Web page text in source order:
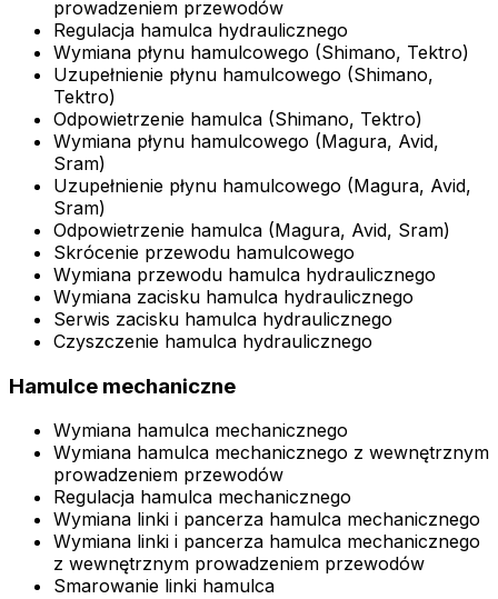
prowadzeniem przewodów
Regulacja hamulca hydraulicznego
Wymiana płynu hamulcowego (Shimano, Tektro)
Uzupełnienie płynu hamulcowego (Shimano,
Tektro)
Odpowietrzenie hamulca (Shimano, Tektro)
Wymiana płynu hamulcowego (Magura, Avid,
Sram)
Uzupełnienie płynu hamulcowego (Magura, Avid,
Sram)
Odpowietrzenie hamulca (Magura, Avid, Sram)
Skrócenie przewodu hamulcowego
Wymiana przewodu hamulca hydraulicznego
Wymiana zacisku hamulca hydraulicznego
Serwis zacisku hamulca hydraulicznego
Czyszczenie hamulca hydraulicznego
Hamulce mechaniczne
Wymiana hamulca mechanicznego
Wymiana hamulca mechanicznego z wewnętrznym
prowadzeniem przewodów
Regulacja hamulca mechanicznego
Wymiana linki i pancerza hamulca mechanicznego
Wymiana linki i pancerza hamulca mechanicznego
z wewnętrznym prowadzeniem przewodów
Smarowanie linki hamulca